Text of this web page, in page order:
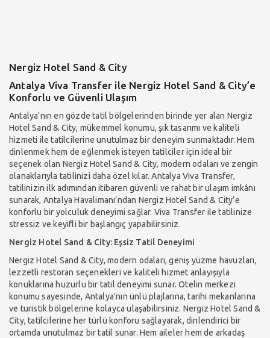
Nergiz Hotel Sand & City
Antalya Viva Transfer ile Nergiz Hotel Sand & City’e
Konforlu ve Güvenli Ulaşım
Antalya'nın en gözde tatil bölgelerinden birinde yer alan Nergiz
Hotel Sand & City, mükemmel konumu, şık tasarımı ve kaliteli
hizmeti ile tatilcilerine unutulmaz bir deneyim sunmaktadır. Hem
dinlenmek hem de eğlenmek isteyen tatilciler için ideal bir
seçenek olan Nergiz Hotel Sand & City, modern odaları ve zengin
olanaklarıyla tatilinizi daha özel kılar. Antalya Viva Transfer,
tatilinizin ilk adımından itibaren güvenli ve rahat bir ulaşım imkânı
sunarak, Antalya Havalimanı’ndan Nergiz Hotel Sand & City’e
konforlu bir yolculuk deneyimi sağlar. Viva Transfer ile tatilinize
stressiz ve keyifli bir başlangıç yapabilirsiniz.
Nergiz Hotel Sand & City: Eşsiz Tatil Deneyimi
Nergiz Hotel Sand & City, modern odaları, geniş yüzme havuzları,
lezzetli restoran seçenekleri ve kaliteli hizmet anlayışıyla
konuklarına huzurlu bir tatil deneyimi sunar. Otelin merkezi
konumu sayesinde, Antalya’nın ünlü plajlarına, tarihi mekanlarına
ve turistik bölgelerine kolayca ulaşabilirsiniz. Nergiz Hotel Sand &
City, tatilcilerine her türlü konforu sağlayarak, dinlendirici bir
ortamda unutulmaz bir tatil sunar. Hem aileler hem de arkadaş